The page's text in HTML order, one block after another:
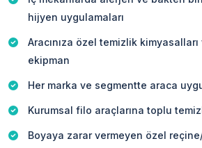
hijyen uygulamaları
Aracınıza özel temizlik
ekipman
Her marka ve segmentte araca
Kurumsal filo araçlarına toplu
Boyaya zarar vermeyen özel